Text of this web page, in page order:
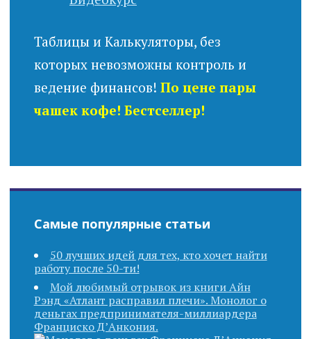
Таблицы и Калькуляторы, без
которых невозможны контроль и
ведение финансов! По цене пары
чашек кофе! Бестселлер!
Самые популярные статьи
50 лучших идей для тех, кто хочет найти
работу после 50-ти!
Мой любимый отрывок из книги Айн
Рэнд «Атлант расправил плечи». Монолог о
деньгах предпринимателя-миллиардера
Франциско Д’Анкония.